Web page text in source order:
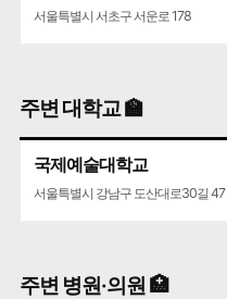
서울특별시 서초구 서운로 178
주변 대학교 🏫
국제예술대학교
서울특별시 강남구 도산대로30길 47
주변 병원·의원 🏥